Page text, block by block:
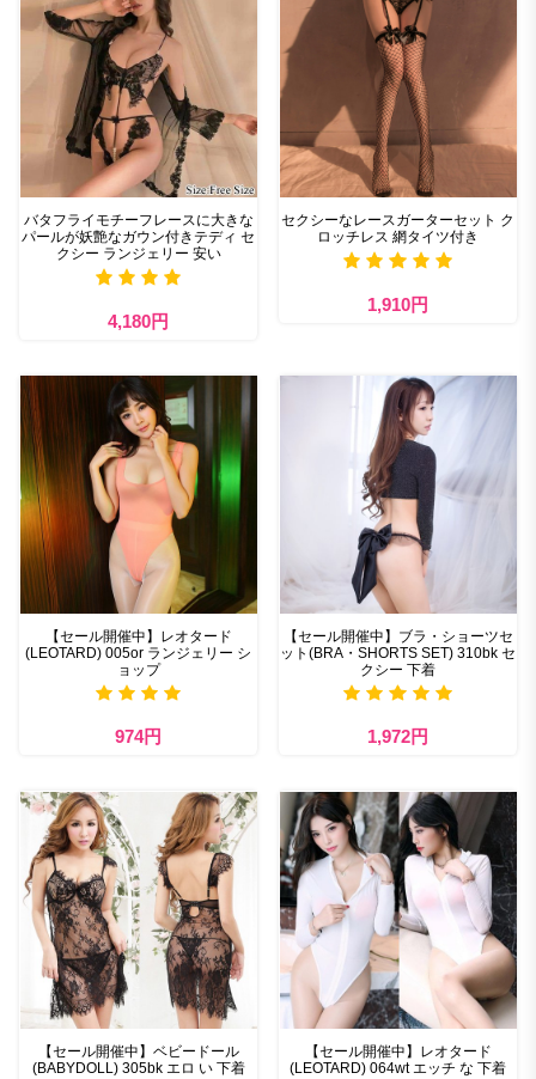
バタフライモチーフレースに大きな
パールが妖艶なガウン付きテディ セ
クシー ランジェリー 安い
4,180円
セクシーなレースガーターセット ク
ロッチレス 網タイツ付き
1,910円
【セール開催中】レオタード
(LEOTARD) 005or ランジェリー シ
ョップ
974円
【セール開催中】ブラ・ショーツセ
ット(BRA・SHORTS SET) 310bk セ
クシー 下着
1,972円
【セール開催中】ベビードール
(BABYDOLL) 305bk エロ い 下着
【セール開催中】レオタード
(LEOTARD) 064wt エッチ な 下着